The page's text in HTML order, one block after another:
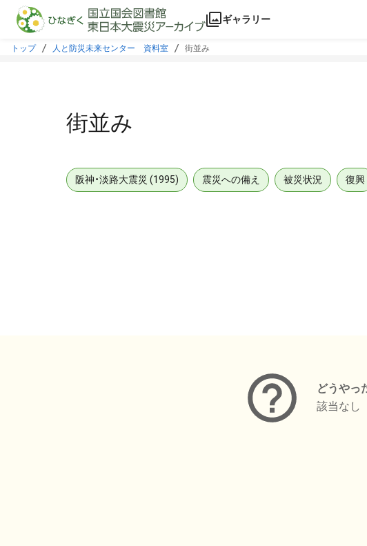
本文に飛ぶ
ギャラリー
トップ 人と防災未来センター 資料室 街並み
街並み
阪神・淡路大震災 (1995) 震災への備え 被災状況 復興
どうやっ
該当なし